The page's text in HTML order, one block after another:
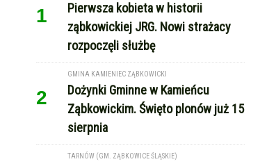
1
Pierwsza kobieta w historii
ząbkowickiej JRG. Nowi strażacy
rozpoczęli służbę
2
GMINA KAMIENIEC ZĄBKOWICKI
Dożynki Gminne w Kamieńcu
Ząbkowickim. Święto plonów już 15
sierpnia
TARNÓW (GM. ZĄBKOWICE ŚLĄSKIE)